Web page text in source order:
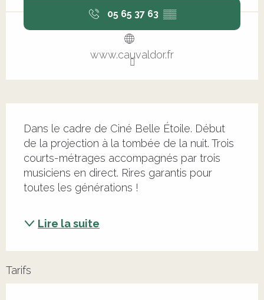
05 65 37 63 ▒▒
www.cauvaldor.fr
Dans le cadre de Ciné Belle Étoile. Début
de la projection à la tombée de la nuit. Trois
courts-métrages accompagnés par trois
musiciens en direct. Rires garantis pour
toutes les générations !
Lire la suite
Tarifs